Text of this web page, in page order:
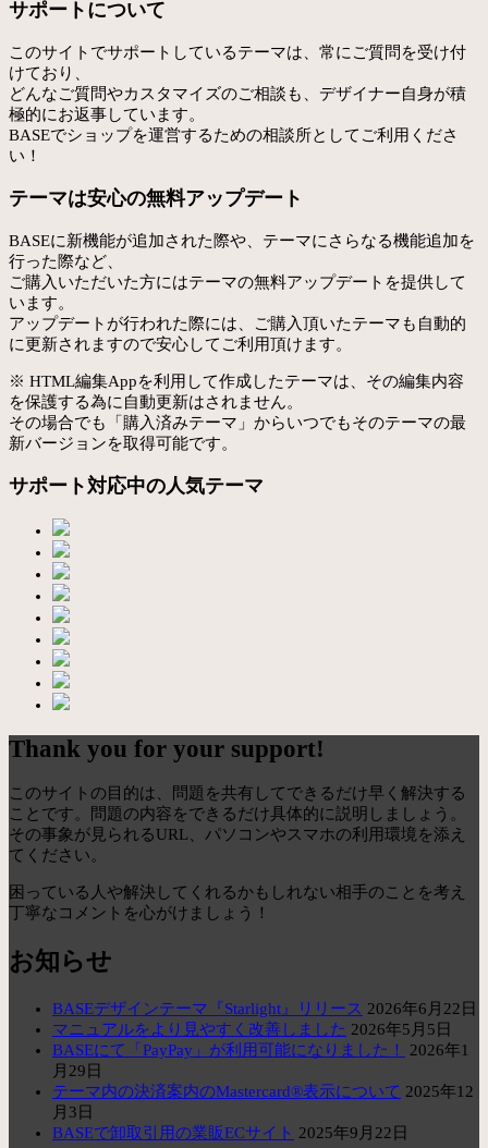
サポートについて
このサイトでサポートしているテーマは、常にご質問を受け付
けており、
どんなご質問やカスタマイズのご相談も、デザイナー自身が積
極的にお返事しています。
BASEでショップを運営するための相談所としてご利用くださ
い！
テーマは安心の無料アップデート
BASEに新機能が追加された際や、テーマにさらなる機能追加を
行った際など、
ご購入いただいた方にはテーマの無料アップデートを提供して
います。
アップデートが行われた際には、ご購入頂いたテーマも自動的
に更新されますので安心してご利用頂けます。
※ HTML編集Appを利用して作成したテーマは、その編集内容
を保護する為に自動更新はされません。
その場合でも「購入済みテーマ」からいつでもそのテーマの最
新バージョンを取得可能です。
サポート対応中の人気テーマ
Thank you for your support!
このサイトの目的は、問題を共有してできるだけ早く解決する
ことです。問題の内容をできるだけ具体的に説明しましょう。
その事象が見られるURL、パソコンやスマホの利用環境を添え
てください。
困っている人や解決してくれるかもしれない相手のことを考え
丁寧なコメントを心がけましょう！
お知らせ
BASEデザインテーマ『Starlight』リリース 2026年6月22日
マニュアルをより見やすく改善しました 2026年5月5日
BASEにて「PayPay」が利用可能になりました！
2026年1
月29日
テーマ内の決済案内のMastercard®表示について 2025年12
月3日
BASEで卸取引用の業販ECサイト 2025年9月22日